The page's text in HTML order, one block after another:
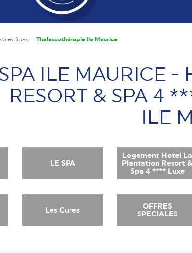
et Spas Thalassothérapie Ile Maurice
ILE MAURICE -
RESORT & SPA 4
ILE
LE SPA
Logement Hotel La
Plantation Resort &
Spa 4 **** Luxe
Les Cures
OFFRES
SPECIALES